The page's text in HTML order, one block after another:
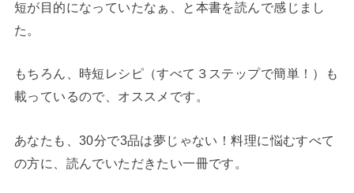
短が目的になっていたなぁ、と本書を読んで感じまし
た。
もちろん、時短レシピ（すべて３ステップで簡単！）も
載っているので、オススメです。
あなたも、30分で3品は夢じゃない！料理に悩むすべて
の方に、読んでいただきたい一冊です。